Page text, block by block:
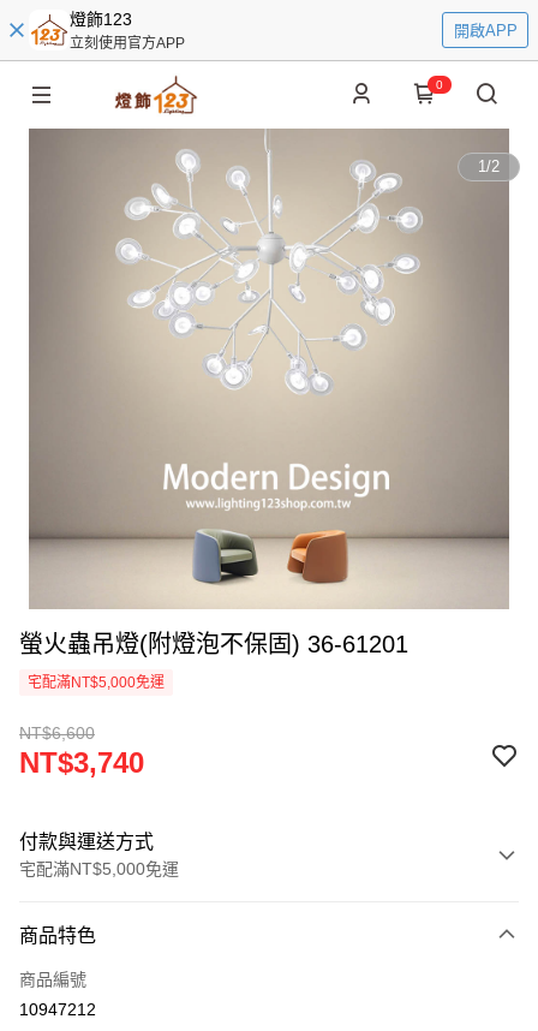
燈飾123
立刻使用官方APP
開啟APP
0
1/2
螢火蟲吊燈(附燈泡不保固) 36-61201
宅配滿NT$5,000免運
NT$6,600
NT$3,740
付款與運送方式
宅配滿NT$5,000免運
信用卡一次付款
LINE Pay
商品特色
商品編號
10947212